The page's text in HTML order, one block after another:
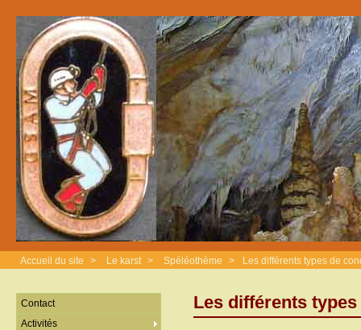
Accueil du site > Le karst > Spéléothème > Les différents types de
Les différents
Contact
Activités